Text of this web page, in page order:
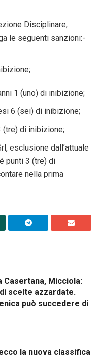
Disciplinare,
le seguenti sanzioni:-
1 (uno) di inibizione;
6 (sei) di inibizione;
(tre) di inibizione;
esclusione dall’attuale
punti 3 (tre) di
nella prima
Casertana, Micciola:
scelte azzardate.
può succedere di
la nuova classifica